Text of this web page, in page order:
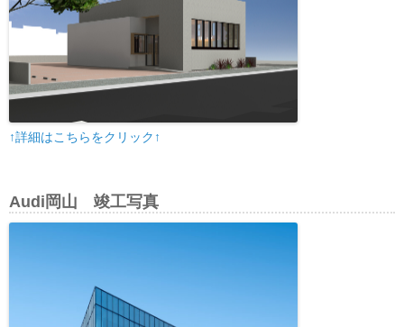
↑詳細はこちらをクリック↑
Audi岡山 竣工写真